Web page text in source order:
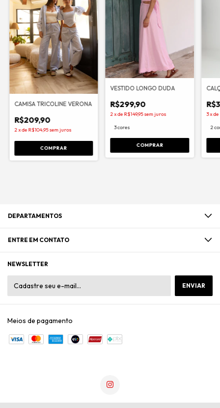
CAMISA TRICOLINE VERONA
R$209,90
2xdeR$104,95 sem juros
COMPRAR
VESTIDO LONGO DUDA
R$299,90
2xdeR$149,95sem juros
3 cores
COMPRAR
3xde
2
DEPARTAMENTOS
ENTRE EM CONTATO
NEWSLETTER
Meios de pagamento